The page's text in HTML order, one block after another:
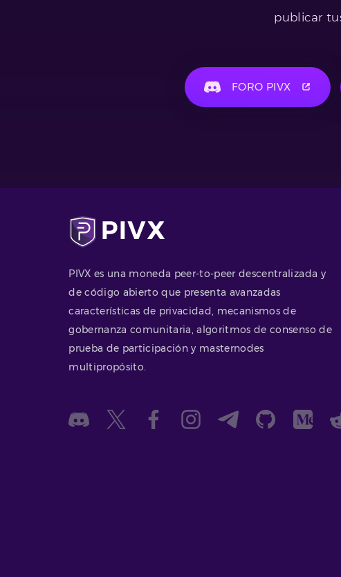
publicar
FORO PIVX
PIVX es una moneda peer-to-peer descentralizada y
de código abierto que presenta avanzadas
características de privacidad, mecanismos de
gobernanza comunitaria, algoritmos de consenso de
prueba de participación y masternodes
multipropósito.